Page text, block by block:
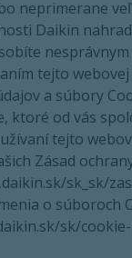
neprimerane
Daikin
tejto
a súbory
ktoré od vás
tejto
Zásad
sk_sk/
o súboroch
sk/